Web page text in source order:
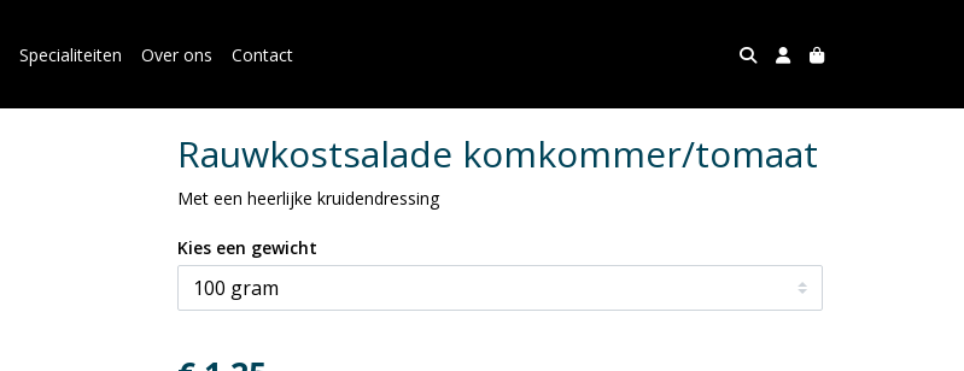
Specialiteiten Over ons Contact
Rauwkostsalade komkommer/tomaat
Met een heerlijke kruidendressing
Kies een gewicht